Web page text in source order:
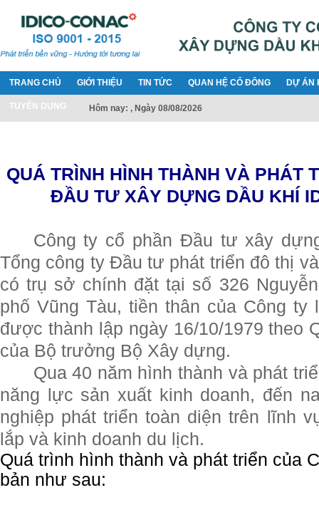
TRANG CHỦ GIỚI THIỆU TIN TỨC QUAN HỆ CỔ ĐÔNG DỰ ÁN
TUYỂN DỤNG Hôm nay: , Ngày 08/08/2026
QUÁ TRÌNH HÌNH THÀNH VÀ PHÁT
ĐẦU TƯ XÂY DỰNG DẦU KHÍ
Công ty cổ phần Đầu tư xây
Tổng công ty Đầu tư phát triển đô thị
có trụ sở chính đặt tại số 326
phố Vũng Tàu, tiền thân của Công
được thành lập ngày 16/10/1979 theo
của Bộ trưởng Bộ Xây dựng.
Qua 40 năm hình thành và phát
năng lực sản xuất kinh doanh, đến
nghiệp phát triển toàn diện trên lĩnh
lắp và kinh doanh du lịch.
Quá trình hình thành và phát triển của
bản như sau: